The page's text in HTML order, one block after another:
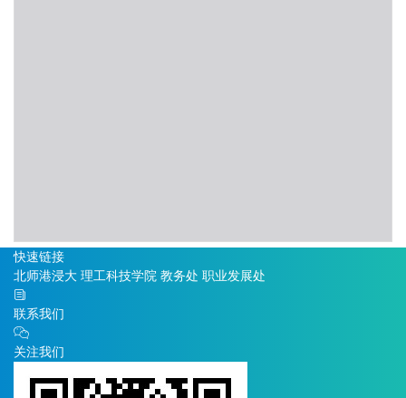
快速链接
北师港浸大 理工科技学院 教务处 职业发展处
联系我们
关注我们